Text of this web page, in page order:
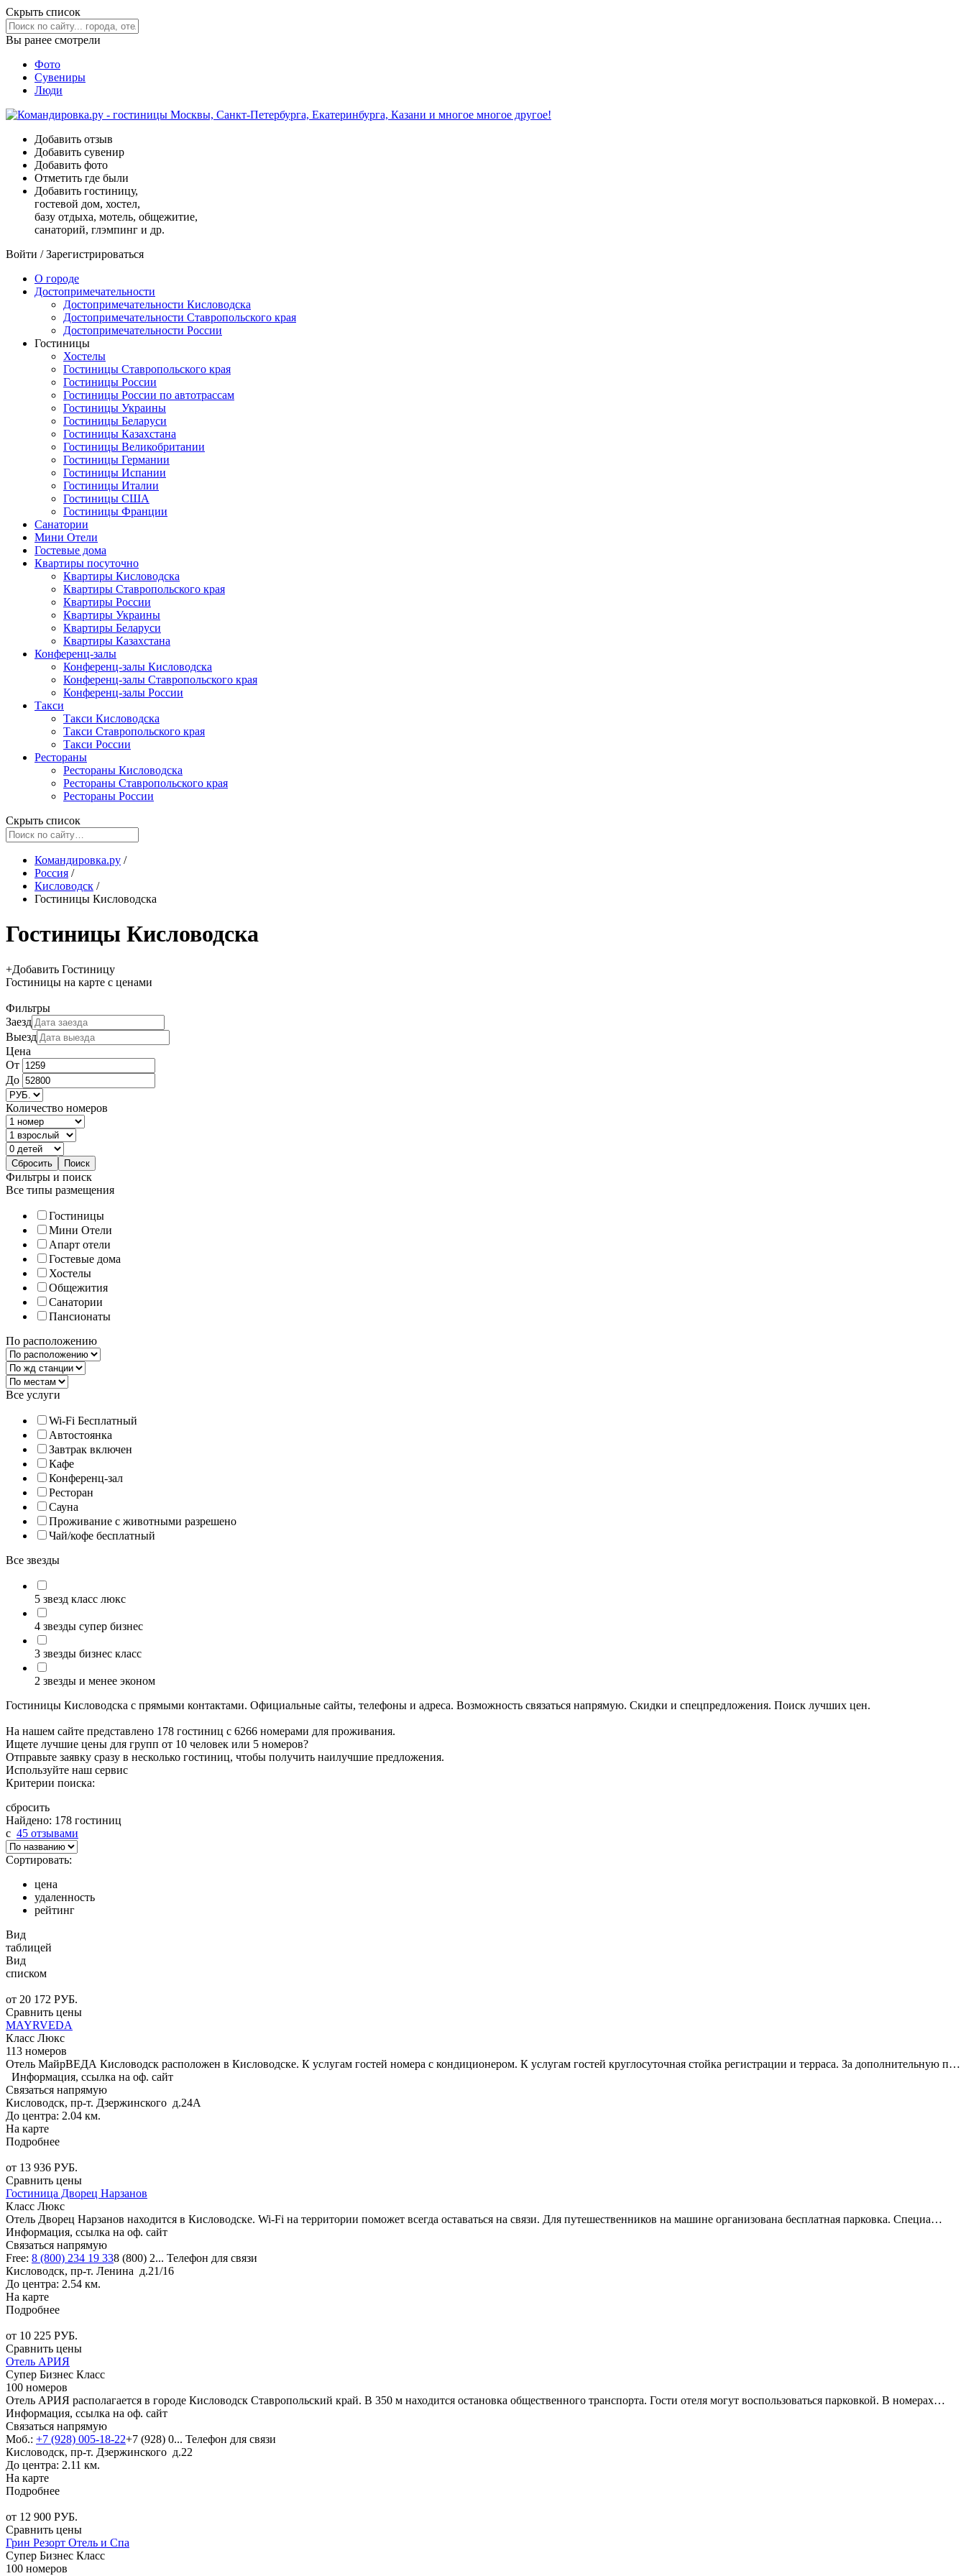
Скрыть список
Вы ранее смотрели
Фото
Сувениры
Люди
Добавить отзыв
Добавить сувенир
Добавить фото
Отметить где были
Добавить гостиницу,
гостевой дом, хостел,
базу отдыха, мотель, общежитие,
санаторий, глэмпинг и др.
Войти /Зарегистрироваться
О городе
Достопримечательности
Достопримечательности Кисловодска
Достопримечательности Ставропольского края
Достопримечательности России
Гостиницы
Хостелы
Гостиницы Ставропольского края
Гостиницы России
Гостиницы России по автотрассам
Гостиницы Украины
Гостиницы Беларуси
Гостиницы Казахстана
Гостиницы Великобритании
Гостиницы Германии
Гостиницы Испании
Гостиницы Италии
Гостиницы США
Гостиницы Франции
Санатории
Мини Отели
Гостевые дома
Квартиры посуточно
Квартиры Кисловодска
Квартиры Ставропольского края
Квартиры России
Квартиры Украины
Квартиры Беларуси
Квартиры Казахстана
Конференц-залы
Конференц-залы Кисловодска
Конференц-залы Ставропольского края
Конференц-залы России
Такси
Такси Кисловодска
Такси Ставропольского края
Такси России
Рестораны
Рестораны Кисловодска
Рестораны Ставропольского края
Рестораны России
Скрыть список
Командировка.ру /
Россия /
Кисловодск /
Гостиницы Кисловодска
Гостиницы Кисловодска
+Добавить Гостиницу
Гостиницы на карте с ценами
Фильтры
Заезд
Выезд
Цена
От
До
Количество номеров
Фильтры и поиск
Все типы размещения
Гостиницы
Мини Отели
Апарт отели
Гостевые дома
Хостелы
Общежития
Санатории
Пансионаты
По расположению
Все услуги
Wi-Fi Бесплатный
Автостоянка
Завтрак включен
Кафе
Конференц-зал
Ресторан
Сауна
Проживание с животными разрешено
Чай/кофе бесплатный
Все звезды
5 звезд класс люкс
4 звезды супер бизнес
3 звезды бизнес класс
2 звезды и менее эконом
Гостиницы Кисловодска с прямыми контактами. Официальные сайты, телефоны и адреса. Возможность связаться напрямую. Скидки и спецпредложения. Поиск лучших цен.
На нашем сайте представлено 178 гостиниц с 6266 номерами для проживания.
Ищете лучшие цены для групп от 10 человек или 5 номеров?
Отправьте заявку сразу в несколько гостиниц, чтобы получить наилучшие предложения.
Используйте наш сервис
Критерии поиска:
сбросить
Найдено: 178 гостиниц
c 45 отзывами
Сортировать:
цена
удаленность
рейтинг
Вид
таблицей
Вид
списком
от 20 172 РУБ.
Сравнить цены
MAYRVEDA
Класс Люкс
113 номеров
Отель МайрВЕДА Кисловодск расположен в Кисловодске. К услугам гостей номера с кондиционером. К услугам гостей круглосуточная стойка регистрации и терраса. За дополнительную п…
Информация, ссылка на оф. сайт
Связаться напрямую
Кисловодск, пр-т. Дзержинского д.24А
До центра: 2.04 км.
На карте
Подробнее
от 13 936 РУБ.
Сравнить цены
Гостиница Дворец Нарзанов
Класс Люкс
Отель Дворец Нарзанов находится в Кисловодске. Wi-Fi на территории поможет всегда оставаться на связи. Для путешественников на машине организована бесплатная парковка. Специа…
Информация, ссылка на оф. сайт
Связаться напрямую
Free: 8 (800) 234 19 338 (800) 2... Телефон для связи
Кисловодск, пр-т. Ленина д.21/16
До центра: 2.54 км.
На карте
Подробнее
от 10 225 РУБ.
Сравнить цены
Отель АРИЯ
Супер Бизнес Класс
100 номеров
Отель АРИЯ располагается в городе Кисловодск Ставропольский край. В 350 м находится остановка общественного транспорта. Гости отеля могут воспользоваться парковкой. В номерах…
Информация, ссылка на оф. сайт
Связаться напрямую
Моб.: +7 (928) 005-18-22+7 (928) 0... Телефон для связи
Кисловодск, пр-т. Дзержинского д.22
До центра: 2.11 км.
На карте
Подробнее
от 12 900 РУБ.
Сравнить цены
Грин Резорт Отель и Спа
Супер Бизнес Класс
100 номеров